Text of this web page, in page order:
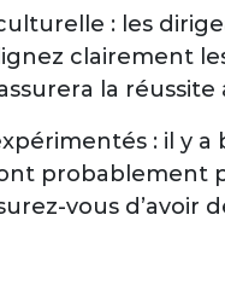
: les
clairement
la
: il y
probablement
vous